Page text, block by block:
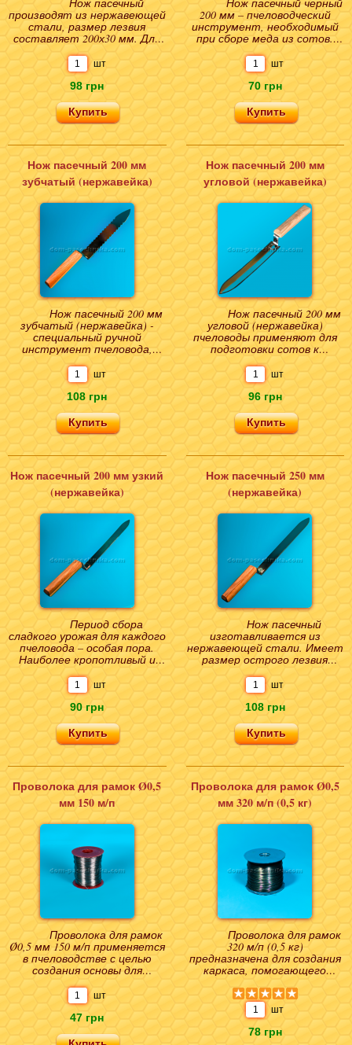
шт
98 грн
производят из нержавеющей
стали, размер лезвия
составляет 200х30 мм. Для
удобства, ручка ножа
немного приподнята, выпол.. шт
70 грн
200 мм – пчеловодческий
инструмент, необходимый
при сборе меда из сотов.
Основная функция –
распечатывание ячеек..
шт
108 грн
Нож пасечный 200 мм
зубчатый (нержавейка)
Нож пасечный 200 мм
зубчатый (нержавейка) -
специальный ручной
инструмент пчеловода,
предназначенный для
распечатки медовых сотов
пе..
шт
96 грн
Нож пасечный 200 мм
угловой (нержавейка)
Нож пасечный 200 мм
угловой (нержавейка)
пчеловоды применяют для
подготовки сотов к
откачиванию меда. Без
дополнительных
инструменто..
шт
90 грн
Нож пасечный 200 мм узкий
(нержавейка)
Период сбора
сладкого урожая для каждого
пчеловода – особая пора.
Наиболее кропотливый и
ответственный этап
откачивания меда – работ.. шт
108 грн
Нож пасечный 250 мм
(нержавейка)
Нож пасечный
изготавливается из
нержавеющей стали. Имеет
размер острого лезвия
250х30 мм. Используется в
пчеловодстве для
следующих ..
шт
47 грн
Проволока для рамок Ø0,5
мм 150 м/п
Проволока для рамок
Ø0,5 мм 150 м/п применяется
в пчеловодстве с целью
создания основы для
последующего натягивания
вощины, пластины..
шт
78 грн
Проволока для рамок Ø0,5
мм 320 м/п (0,5 кг)
Проволока для рамок
320 м/п (0,5 кг)
предназначена для создания
каркаса, помогающего
закреплять вощину на
рамке. От качества
металли..